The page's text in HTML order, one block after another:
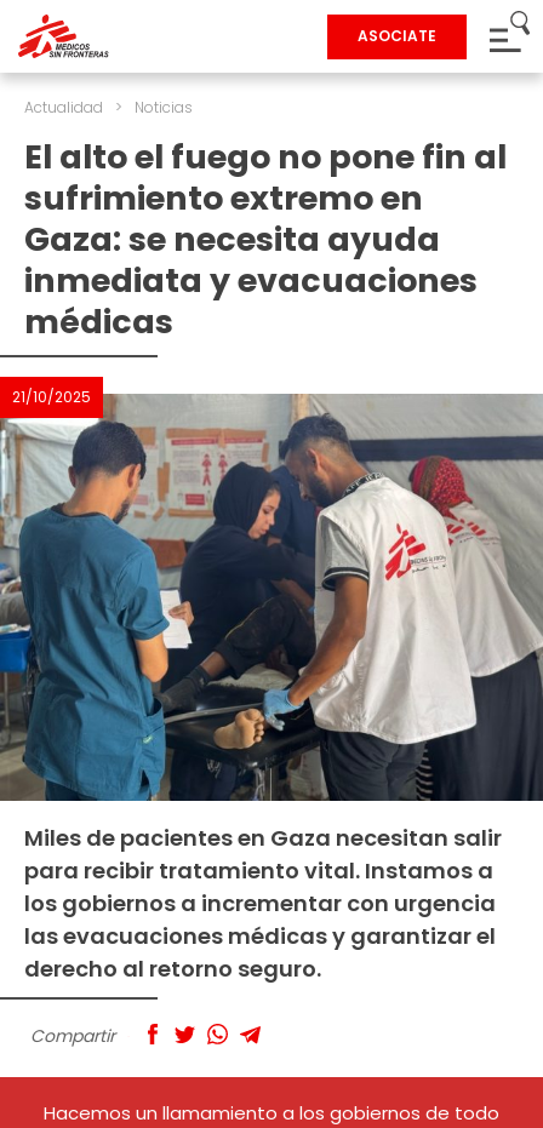
ASOCIATE
Actualidad > Noticias
El alto el fuego no pone fin al
sufrimiento extremo en
Gaza: se necesita ayuda
inmediata y evacuaciones
médicas
21/10/2025
Miles de pacientes en Gaza necesitan salir
para recibir tratamiento vital. Instamos a
los gobiernos a incrementar con urgencia
las evacuaciones médicas y garantizar el
derecho al retorno seguro.
Compartir
Hacemos un llamamiento a los gobiernos de todo